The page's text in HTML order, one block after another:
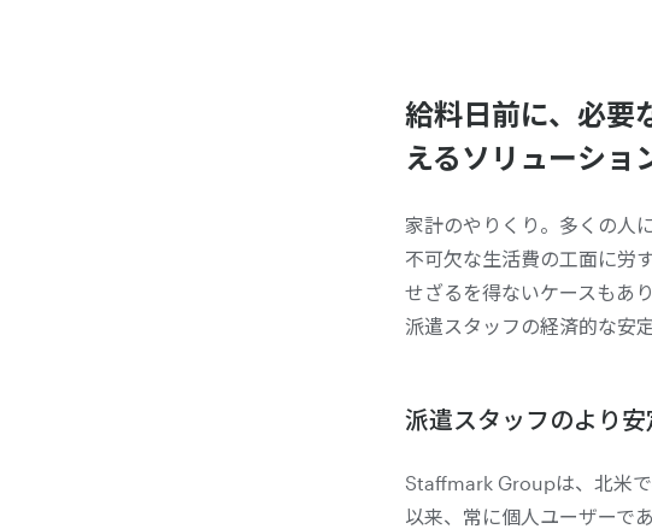
給料日前に、必要
えるソリューショ
家計のやりくり。多くの人
不可欠な生活費の工面に労
せざるを得ないケースもあ
派遣スタッフの経済的な安
派遣スタッフのより
Staffmark Groupは、北米
以来、常に個人ユーザーで